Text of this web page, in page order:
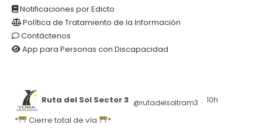
Notificaciones por Edicto
Política de Tratamiento de la Información
Contáctenos
App para Personas con Discapacidad
Ruta del Sol Sector 3 @rutadelsoltram3 · 10h
* Cierre total de vía
*